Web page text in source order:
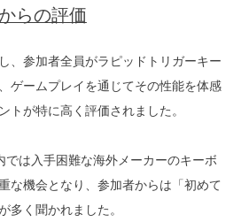
らの評価
、参加者全員がラピッドトリガーキー
ゲームプレイを通じてその性能を体感
トが特に高く評価されました。
では入手困難な海外メーカーのキーボ
な機会となり、参加者からは「初めて
多く聞かれました。